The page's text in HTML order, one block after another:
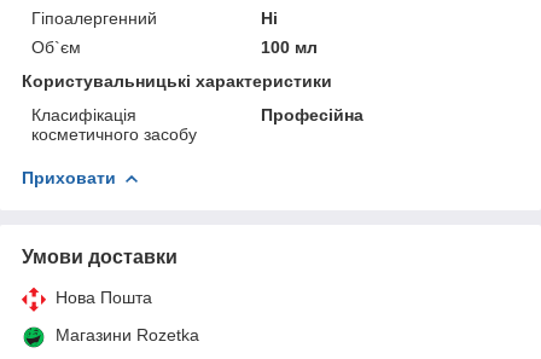
Гіпоалергенний
Ні
Об`єм
100 мл
Користувальницькі характеристики
Класифікація
косметичного засобу
Професійна
Приховати
Умови доставки
Нова Пошта
Магазини Rozetka